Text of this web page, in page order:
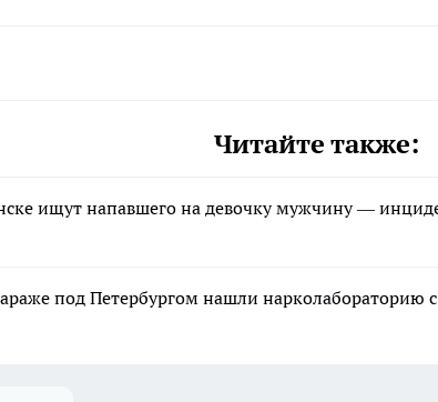
Читайте также:
ищут напавшего на девочку мужчину —
под Петербургом нашли